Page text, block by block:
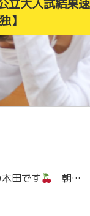
大入試結果速
】
田です 朝と夜が少しずつではありますが涼しくなってきましたね。やっと秋らしくなってきています。季節の変わり目は、体調を崩しやすくなります。体調に気を付けて、勉強や部活を頑張っていきましょう […]